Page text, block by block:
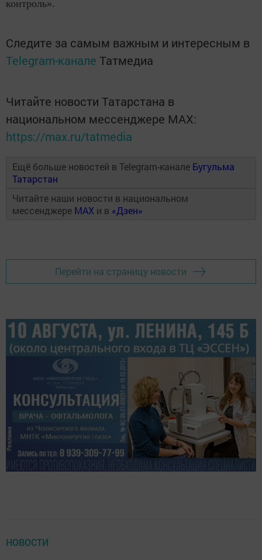
контроль».
Следите за самым важным и интересным в
Telegram-канале Татмедиа
Читайте новости Татарстана в
национальном мессенджере MАХ:
https://max.ru/tatmedia
Ещё больше новостей в Telegram-канале Бугульма
Татарстан
Читайте наши новости в национальном
мессенджере MAX и в «Дзен»
Перейти на страницу новости
НОВОСТИ